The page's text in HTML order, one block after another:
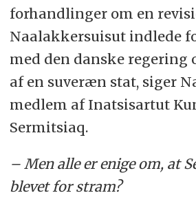
forhandlinger om en
Naalakkersuisut indlede
med den danske regering
af en suveræn stat, siger
medlem af Inatsisartut
Sermitsiaq.
– Men alle er enige om, at
blevet for stram?